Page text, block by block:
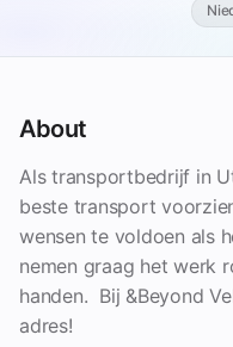
About
Als transportbedrijf in
beste transport
wensen te voldoen als
nemen graag het werk
handen. Bij &Beyond
adres!